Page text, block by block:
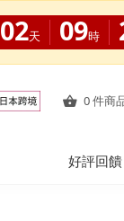
0件商
好評回饋
02天 09時